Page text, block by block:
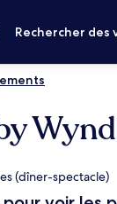
Rechercher des
(dîner-spectacle)